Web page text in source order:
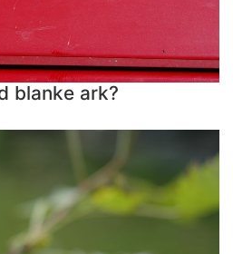
blanke ark?